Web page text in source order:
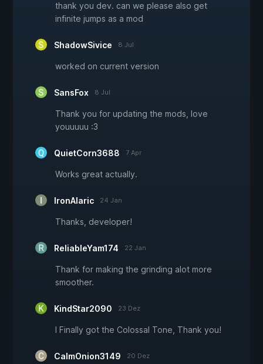
thank you dev. can we please also get
infinite jumps as a mod
ShadowSivice 8 Jul
worked on current version
SansFox 8 Jul
Thank you for updating the mods, love
youuuuu :3
QuietCorn3688 7 Apr
Works great actually.
IronAlaric 24 Jan
Thanks, developer!
ReliableYam174 22 Jan
Thank for making the grinding alot more
smoother.
KindStar2090 23 Dez
I Finally got the Colossal Tone, Thank you!
CalmOnion3149 20 Dez